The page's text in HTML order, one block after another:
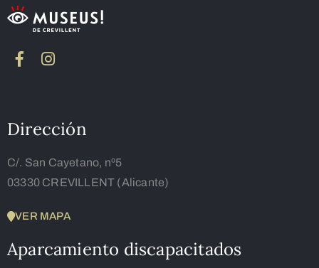
Dirección
C/. San Cayetano, nº5
03330 CREVILLENT (Alicante)
VER MAPA
Aparcamiento discapacitados